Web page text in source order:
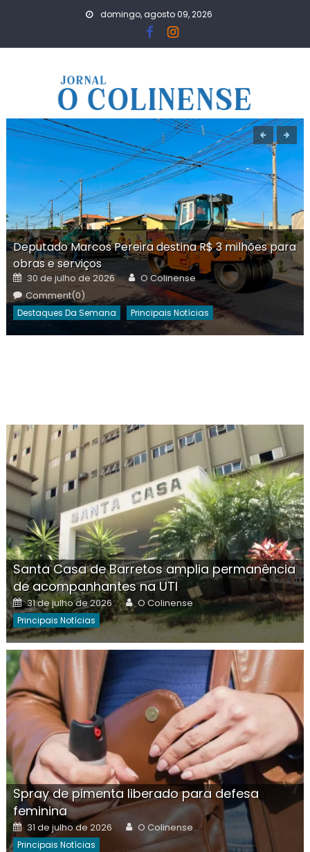
domingo, agosto 09, 2026
Deputado Marcos Pereira destina R$ 3 milhões para
obras e serviços
Posted
on
30 de julho de 2026 Author
O Colinense
Comment(0)
Destaques Da Semana Principais Notícias
Santa Casa de Barretos amplia permanência
de acompanhantes na UTI
Posted
on
31 de julho de 2026 Author
O Colinense
Principais Notícias
Spray de pimenta liberado para defesa
feminina
Posted
on
31 de julho de 2026 Author
O Colinense
Principais Notícias